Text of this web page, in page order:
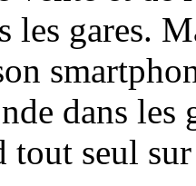
les gares.
dans les
tout seul